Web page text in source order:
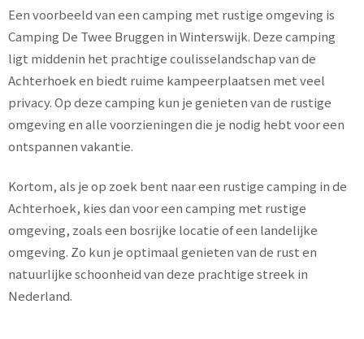
Een voorbeeld van een camping met rustige omgeving is
Camping De Twee Bruggen in Winterswijk. Deze camping
ligt middenin het prachtige coulisselandschap van de
Achterhoek en biedt ruime kampeerplaatsen met veel
privacy. Op deze camping kun je genieten van de rustige
omgeving en alle voorzieningen die je nodig hebt voor een
ontspannen vakantie.
Kortom, als je op zoek bent naar een rustige camping in de
Achterhoek, kies dan voor een camping met rustige
omgeving, zoals een bosrijke locatie of een landelijke
omgeving. Zo kun je optimaal genieten van de rust en
natuurlijke schoonheid van deze prachtige streek in
Nederland.